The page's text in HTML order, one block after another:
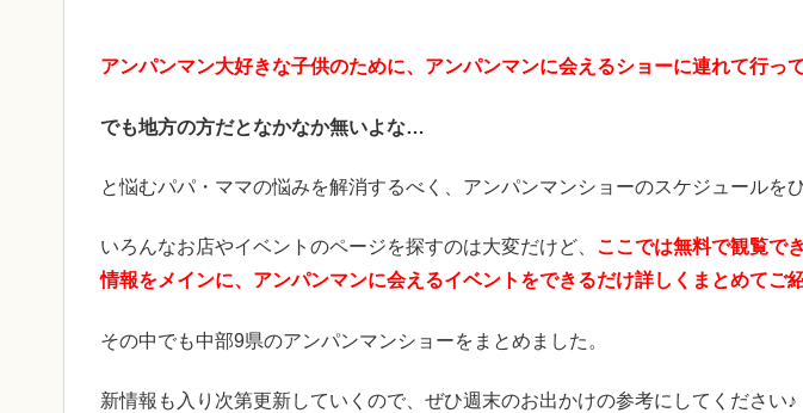
アンパンマン大好きな子供のために、アンパンマンに会えるショーに連れて行っ
でも地方の方だとなかなか無いよな…
と悩むパパ・ママの悩みを解消するべく、アンパンマンショーのスケジュールを
いろんなお店やイベントのページを探すのは大変だけど、 ここでは無料で観覧で
情報をメインに、アンパンマンに会えるイベントをできるだけ詳しくまとめてご
その中でも中部9県のアンパンマンショーをまとめました。
新情報も入り次第更新していくので、ぜひ週末のお出かけの参考にしてください♪